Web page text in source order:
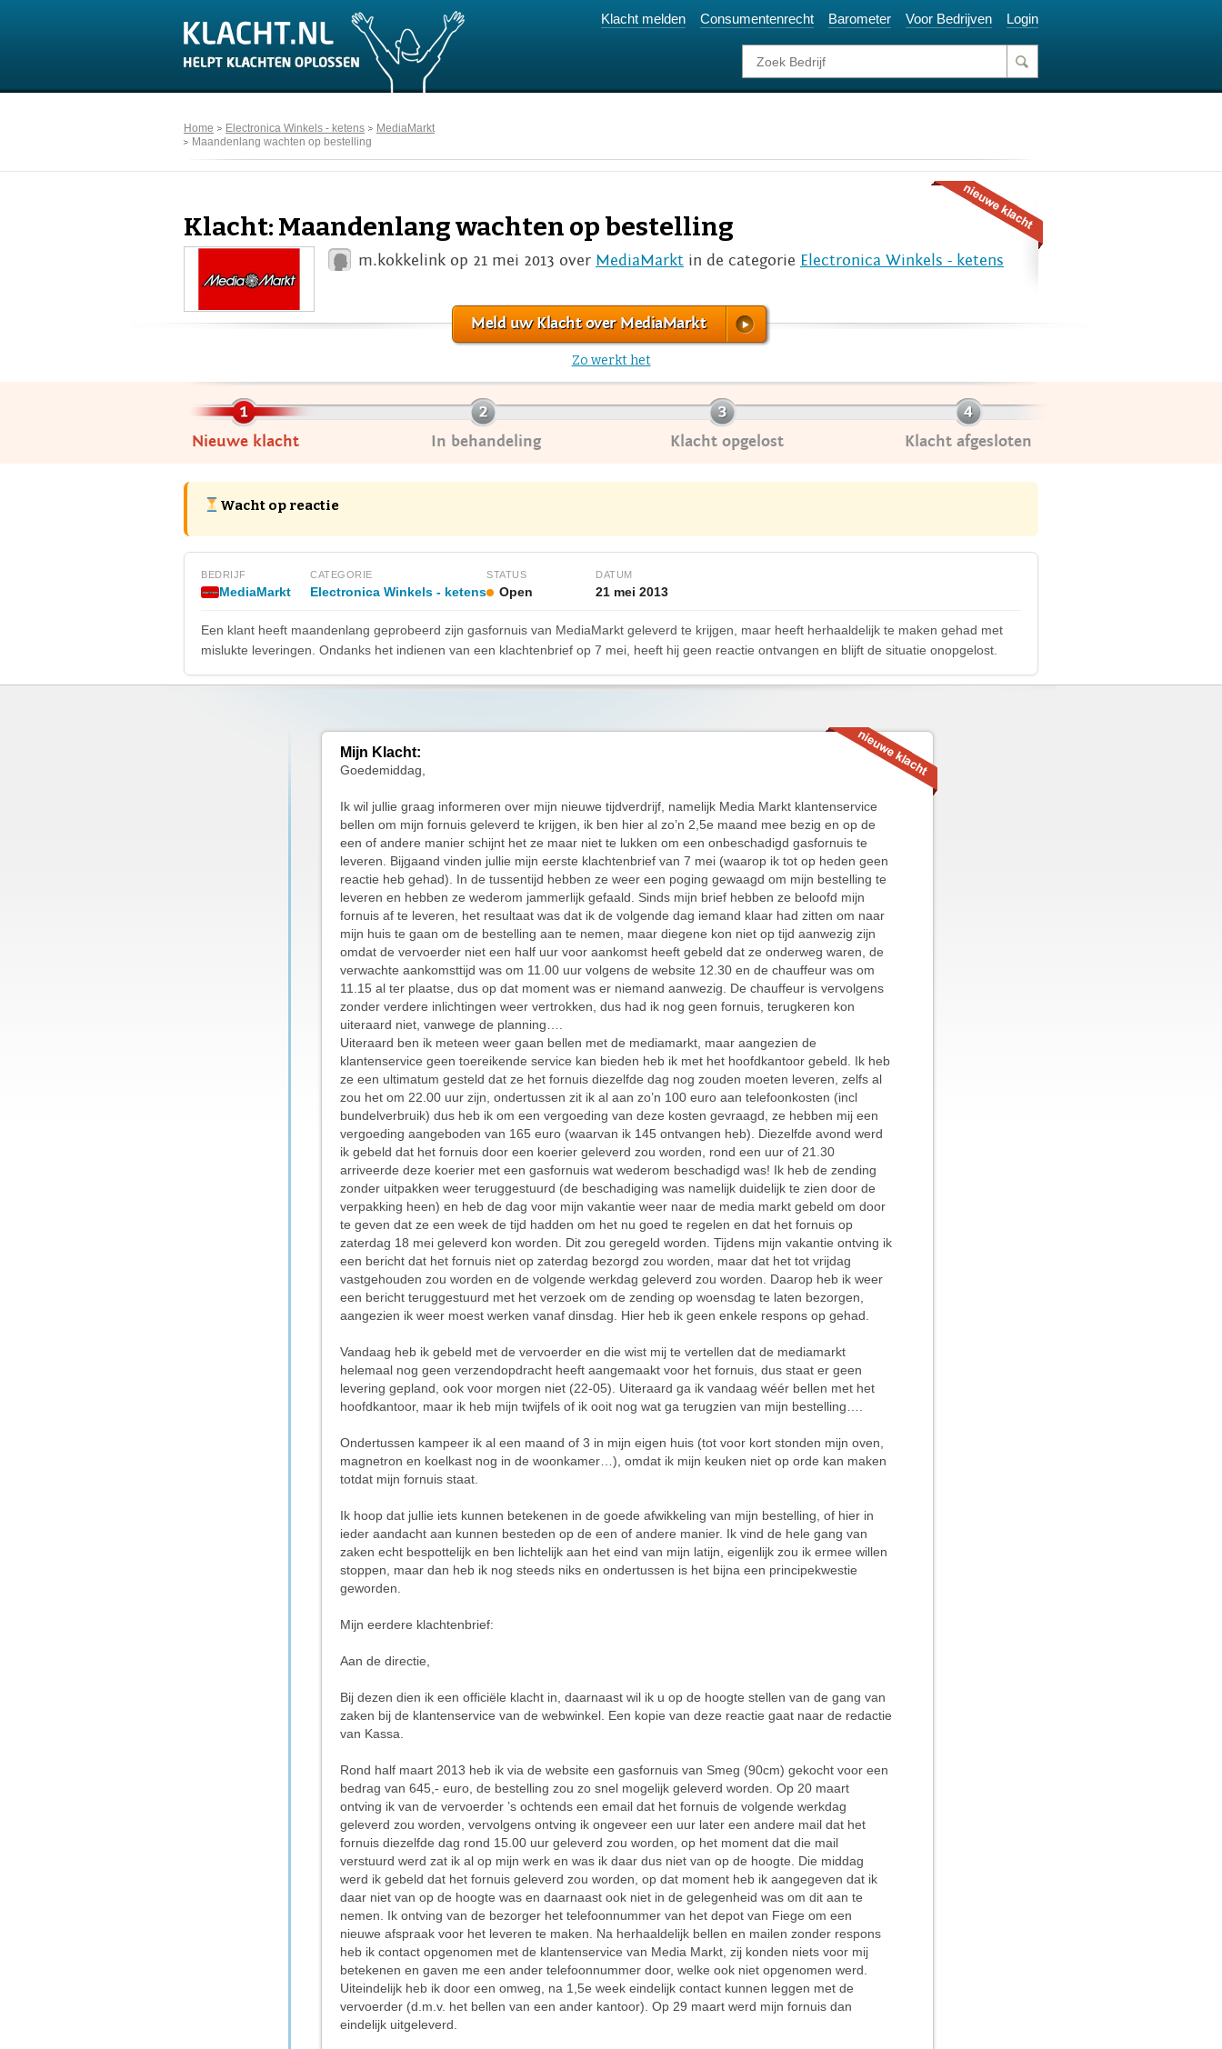
Klacht melden Consumentenrecht Barometer Voor Bedrijven Login
Home Electronica Winkels - ketens
MediaMarkt
Maandenlang wachten op bestelling
Klacht: Maandenlang wachten op bestelling
m.kokkelink op 21 mei 2013 over MediaMarkt in de categorie Electronica Winkels - ketens
Meld uw Klacht over MediaMarkt
Zo werkt het
Nieuwe klacht In behandeling Klacht opgelost Klacht afgesloten
Wacht op reactie
BEDRIJF
MediaMarkt
CATEGORIE
Electronica Winkels - ketens
STATUS
Open
DATUM
21 mei 2013
Een klant heeft maandenlang geprobeerd zijn gasfornuis van MediaMarkt geleverd te krijgen, maar heeft herhaaldelijk te maken gehad met
mislukte leveringen. Ondanks het indienen van een klachtenbrief op 7 mei, heeft hij geen reactie ontvangen en blijft de situatie onopgelost.
Mijn Klacht:
Goedemiddag,
Ik wil jullie graag informeren over mijn nieuwe tijdverdrijf, namelijk Media Markt klantenservice
bellen om mijn fornuis geleverd te krijgen, ik ben hier al zo’n 2,5e maand mee bezig en op de
een of andere manier schijnt het ze maar niet te lukken om een onbeschadigd gasfornuis te
leveren. Bijgaand vinden jullie mijn eerste klachtenbrief van 7 mei (waarop ik tot op heden geen
reactie heb gehad). In de tussentijd hebben ze weer een poging gewaagd om mijn bestelling te
leveren en hebben ze wederom jammerlijk gefaald. Sinds mijn brief hebben ze beloofd mijn
fornuis af te leveren, het resultaat was dat ik de volgende dag iemand klaar had zitten om naar
mijn huis te gaan om de bestelling aan te nemen, maar diegene kon niet op tijd aanwezig zijn
omdat de vervoerder niet een half uur voor aankomst heeft gebeld dat ze onderweg waren, de
verwachte aankomsttijd was om 11.00 uur volgens de website 12.30 en de chauffeur was om
11.15 al ter plaatse, dus op dat moment was er niemand aanwezig. De chauffeur is vervolgens
zonder verdere inlichtingen weer vertrokken, dus had ik nog geen fornuis, terugkeren kon
uiteraard niet, vanwege de planning….
Uiteraard ben ik meteen weer gaan bellen met de mediamarkt, maar aangezien de
klantenservice geen toereikende service kan bieden heb ik met het hoofdkantoor gebeld. Ik heb
ze een ultimatum gesteld dat ze het fornuis diezelfde dag nog zouden moeten leveren, zelfs al
zou het om 22.00 uur zijn, ondertussen zit ik al aan zo’n 100 euro aan telefoonkosten (incl
bundelverbruik) dus heb ik om een vergoeding van deze kosten gevraagd, ze hebben mij een
vergoeding aangeboden van 165 euro (waarvan ik 145 ontvangen heb). Diezelfde avond werd
ik gebeld dat het fornuis door een koerier geleverd zou worden, rond een uur of 21.30
arriveerde deze koerier met een gasfornuis wat wederom beschadigd was! Ik heb de zending
zonder uitpakken weer teruggestuurd (de beschadiging was namelijk duidelijk te zien door de
verpakking heen) en heb de dag voor mijn vakantie weer naar de media markt gebeld om door
te geven dat ze een week de tijd hadden om het nu goed te regelen en dat het fornuis op
zaterdag 18 mei geleverd kon worden. Dit zou geregeld worden. Tijdens mijn vakantie ontving ik
een bericht dat het fornuis niet op zaterdag bezorgd zou worden, maar dat het tot vrijdag
vastgehouden zou worden en de volgende werkdag geleverd zou worden. Daarop heb ik weer
een bericht teruggestuurd met het verzoek om de zending op woensdag te laten bezorgen,
aangezien ik weer moest werken vanaf dinsdag. Hier heb ik geen enkele respons op gehad.
Vandaag heb ik gebeld met de vervoerder en die wist mij te vertellen dat de mediamarkt
helemaal nog geen verzendopdracht heeft aangemaakt voor het fornuis, dus staat er geen
levering gepland, ook voor morgen niet (22-05). Uiteraard ga ik vandaag wéér bellen met het
hoofdkantoor, maar ik heb mijn twijfels of ik ooit nog wat ga terugzien van mijn bestelling….
Ondertussen kampeer ik al een maand of 3 in mijn eigen huis (tot voor kort stonden mijn oven,
magnetron en koelkast nog in de woonkamer…), omdat ik mijn keuken niet op orde kan maken
totdat mijn fornuis staat.
Ik hoop dat jullie iets kunnen betekenen in de goede afwikkeling van mijn bestelling, of hier in
ieder aandacht aan kunnen besteden op de een of andere manier. Ik vind de hele gang van
zaken echt bespottelijk en ben lichtelijk aan het eind van mijn latijn, eigenlijk zou ik ermee willen
stoppen, maar dan heb ik nog steeds niks en ondertussen is het bijna een principekwestie
geworden.
Mijn eerdere klachtenbrief:
Aan de directie,
Bij dezen dien ik een officiële klacht in, daarnaast wil ik u op de hoogte stellen van de gang van
zaken bij de klantenservice van de webwinkel. Een kopie van deze reactie gaat naar de redactie
van Kassa.
Rond half maart 2013 heb ik via de website een gasfornuis van Smeg (90cm) gekocht voor een
bedrag van 645,- euro, de bestelling zou zo snel mogelijk geleverd worden. Op 20 maart
ontving ik van de vervoerder ’s ochtends een email dat het fornuis de volgende werkdag
geleverd zou worden, vervolgens ontving ik ongeveer een uur later een andere mail dat het
fornuis diezelfde dag rond 15.00 uur geleverd zou worden, op het moment dat die mail
verstuurd werd zat ik al op mijn werk en was ik daar dus niet van op de hoogte. Die middag
werd ik gebeld dat het fornuis geleverd zou worden, op dat moment heb ik aangegeven dat ik
daar niet van op de hoogte was en daarnaast ook niet in de gelegenheid was om dit aan te
nemen. Ik ontving van de bezorger het telefoonnummer van het depot van Fiege om een
nieuwe afspraak voor het leveren te maken. Na herhaaldelijk bellen en mailen zonder respons
heb ik contact opgenomen met de klantenservice van Media Markt, zij konden niets voor mij
betekenen en gaven me een ander telefoonnummer door, welke ook niet opgenomen werd.
Uiteindelijk heb ik door een omweg, na 1,5e week eindelijk contact kunnen leggen met de
vervoerder (d.m.v. het bellen van een ander kantoor). Op 29 maart werd mijn fornuis dan
eindelijk uitgeleverd.